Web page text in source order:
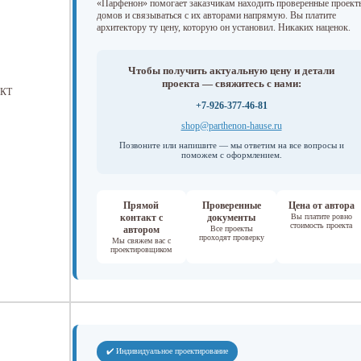
«Парфенон» помогает заказчикам находить проверенные
домов и связываться с их авторами напрямую. Вы платите
архитектору ту цену, которую он установил. Никаких наценок.
Чтобы получить актуальную цену и детали
проекта — свяжитесь с нами:
+7-926-377-46-81
shop@parthenon-hause.ru
Позвоните или напишите — мы ответим на все вопросы и
поможем с оформлением.
Прямой
контакт с
автором
Мы свяжем вас с
проектировщиком
Проверенные
документы
Все проекты
проходят проверку
Цена от автора
Вы платите ровно
стоимость проекта
✔️ Индивидуальное проектирование